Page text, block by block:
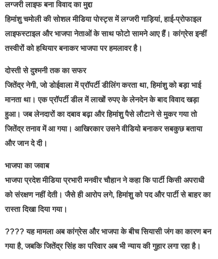
लग्जरी लाइफ बना विवाद का मुद्दा
हिमांशु चमोली की सोशल मीडिया पोस्ट्स में लग्जरी गाड़ियां, हाई-प्रोफाइल
लाइफस्टाइल और भाजपा नेताओं के साथ फोटो सामने आए हैं। कांग्रेस इन्हीं
तस्वीरों को हथियार बनाकर भाजपा पर हमलावर है।
दोस्ती से दुश्मनी तक का सफर
जितेंद्र नेगी, जो डोईवाला में प्रॉपर्टी डीलिंग करता था, हिमांशु को बड़ा भाई
मानता था। एक प्रॉपर्टी डील में लाखों रुपए के लेनदेन के बाद विवाद खड़ा
हुआ। जब लेनदारों का दबाव बढ़ा और हिमांशु पैसे लौटाने से मुकर गया तो
जितेंद्र तनाव में आ गया। आखिरकार उसने वीडियो बनाकर सबकुछ बताया
और जान दे दी।
भाजपा का जवाब
भाजपा प्रदेश मीडिया प्रभारी मनवीर चौहान ने कहा कि पार्टी किसी अपराधी
को संरक्षण नहीं देती। जैसे ही आरोप लगे, हिमांशु को पद और पार्टी से बाहर का
रास्ता दिखा दिया गया।
???? यह मामला अब कांग्रेस और भाजपा के बीच सियासी जंग का कारण बन
गया है, जबकि जितेंद्र सिंह का परिवार अब भी न्याय की गुहार लगा रहा है।